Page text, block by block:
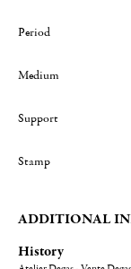
Period
Medium
Support
Stamp
ADDITIONAL
History